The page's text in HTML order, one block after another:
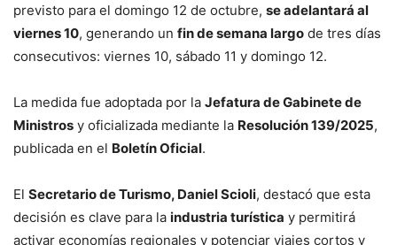
previsto para el domingo 12 de octubre, se adelantará al
viernes 10, generando un fin de semana largo de tres días
consecutivos: viernes 10, sábado 11 y domingo 12.
La medida fue adoptada por la Jefatura de Gabinete de
Ministros y oficializada mediante la Resolución 139/2025,
publicada en el Boletín Oficial.
El Secretario de Turismo, Daniel Scioli, destacó que esta
decisión es clave para la industria turística y permitirá
activar economías regionales y potenciar viajes cortos y